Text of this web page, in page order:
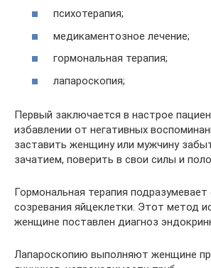
психотерапия;
медикаментозное лечение;
гормональная терапия;
лапароскопия;
Первый заключается в настрое
избавлении от негативных
заставить женщину или мужчину
зачатием, поверить в свои силы и
Гормональная терапия
созревания яйцеклетки. Этот метод
женщине поставлен диагноз
Лапароскопию выполняют женщине